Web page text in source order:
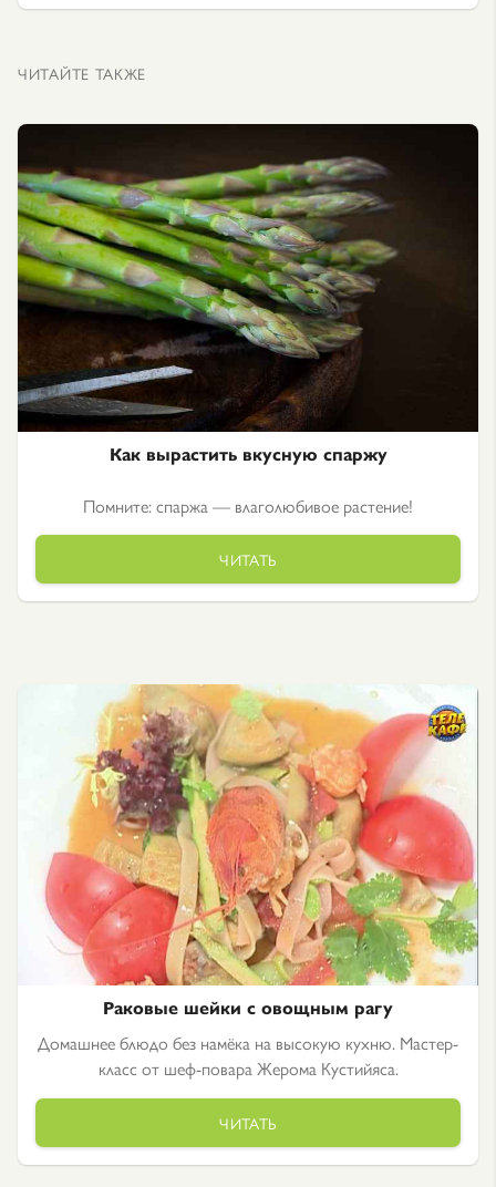
ЧИТАЙТЕ ТАКЖЕ
Как вырастить вкусную спаржу
Помните: спаржа — влаголюбивое растение!
ЧИТАТЬ
Раковые шейки с овощным рагу
Домашнее блюдо без намёка на высокую кухню. Мастер-
класс от шеф-повара Жерома Кустийяса.
ЧИТАТЬ